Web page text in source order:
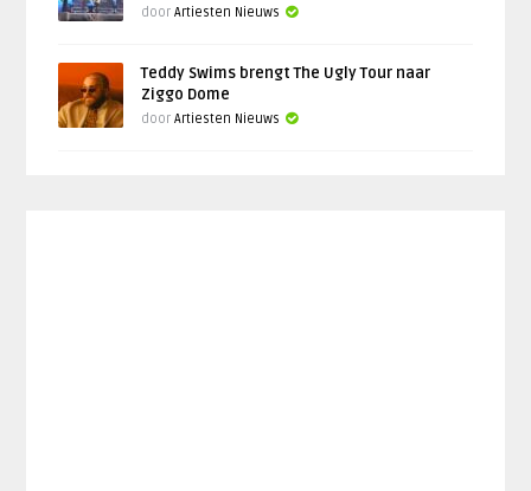
doorArtiesten Nieuws
Teddy Swims brengt The Ugly Tour naar
Ziggo Dome
doorArtiesten Nieuws